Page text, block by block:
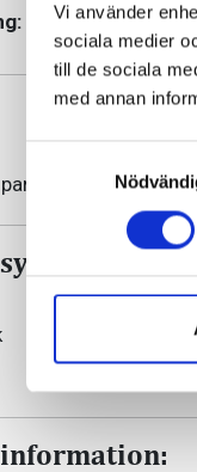
Vi använder
sociala medier
till de sociala
med annan
Maximum charge
Zone